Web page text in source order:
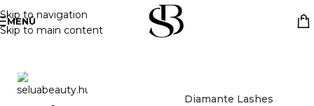
Skip to navigation
Skip to main content
MENÜ
Kezdőlap» 5 db
Diamante Lashes